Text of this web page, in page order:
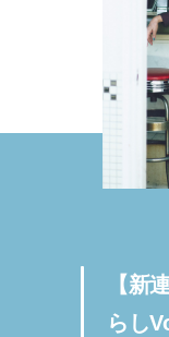
【新
らし